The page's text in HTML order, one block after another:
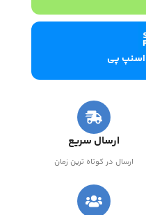
اسنپ پی
ارسال سریع
ارسال در کوتاه ترین زمان